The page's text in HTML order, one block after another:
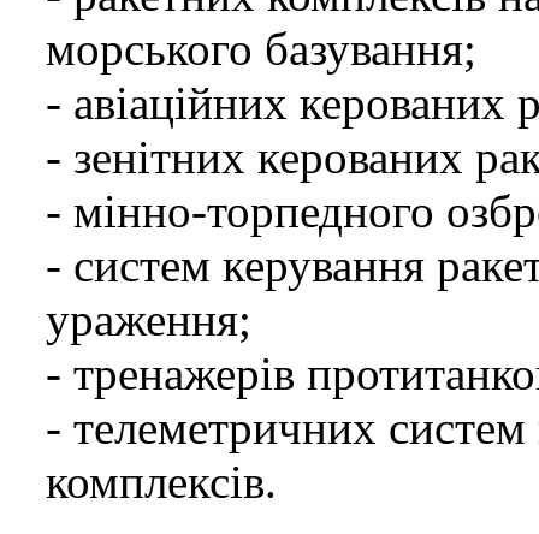
морського базування;
- авіаційних керованих
- зенітних керованих
- мінно-торпедного
- систем керування
ураження;
- тренажерів
- телеметричних
комплексів.